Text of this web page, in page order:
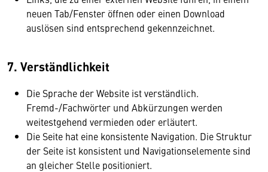
neuen Tab/Fenster öffnen oder einen Download
auslösen sind entsprechend gekennzeichnet.
7. Verständlichkeit
Die Sprache der Website ist verständlich.
Fremd-/Fachwörter und Abkürzungen werden
weitestgehend vermieden oder erläutert.
Die Seite hat eine konsistente Navigation. Die Struktur
der Seite ist konsistent und Navigationselemente sind
an gleicher Stelle positioniert.